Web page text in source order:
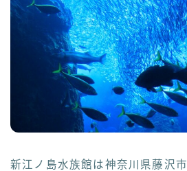
新江ノ島水族館は神奈川県藤沢